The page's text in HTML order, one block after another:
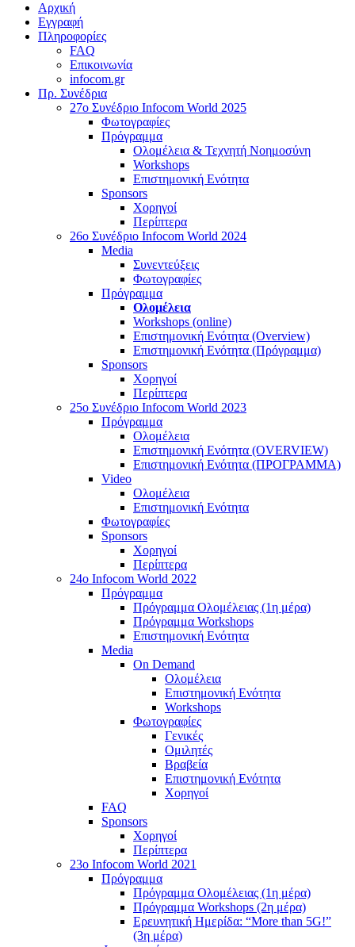
Αρχική
Εγγραφή
Πληροφορίες
FAQ
Επικοινωνία
infocom.gr
Πρ. Συνέδρια
27o Συνέδριο Infocom World 2025
Φωτογραφίες
Πρόγραμμα
Ολομέλεια & Τεχνητή Νοημοσύνη
Workshops
Επιστημονική Ενότητα
Sponsors
Χορηγοί
Περίπτερα
26o Συνέδριο Infocom World 2024
Media
Συνεντεύξεις
Φωτογραφίες
Πρόγραμμα
Ολομέλεια
Workshops (online)
Επιστημονική Ενότητα (Overview)
Επιστημονική Ενότητα (Πρόγραμμα)
Sponsors
Χορηγοί
Περίπτερα
25o Συνέδριο Infocom World 2023
Πρόγραμμα
Ολομέλεια
Επιστημονική Ενότητα (OVERVIEW)
Επιστημονική Ενότητα (ΠΡΟΓΡΑΜΜΑ)
Video
Ολομέλεια
Επιστημονική Ενότητα
Φωτογραφίες
Sponsors
Χορηγοί
Περίπτερα
24o Infocom World 2022
Πρόγραμμα
Πρόγραμμα Ολομέλειας (1η μέρα)
Πρόγραμμα Workshops
Επιστημονική Ενότητα
Media
On Demand
Ολομέλεια
Επιστημονική Ενότητα
Workshops
Φωτογραφίες
Γενικές
Ομιλητές
Βραβεία
Επιστημονική Ενότητα
Χορηγοί
FAQ
Sponsors
Χορηγοί
Περίπτερα
23o Infocom World 2021
Πρόγραμμα
Πρόγραμμα Ολομέλειας (1η μέρα)
Πρόγραμμα Workshops (2η μέρα)
Ερευνητική Ημερίδα: “More than 5G!”
(3η μέρα)